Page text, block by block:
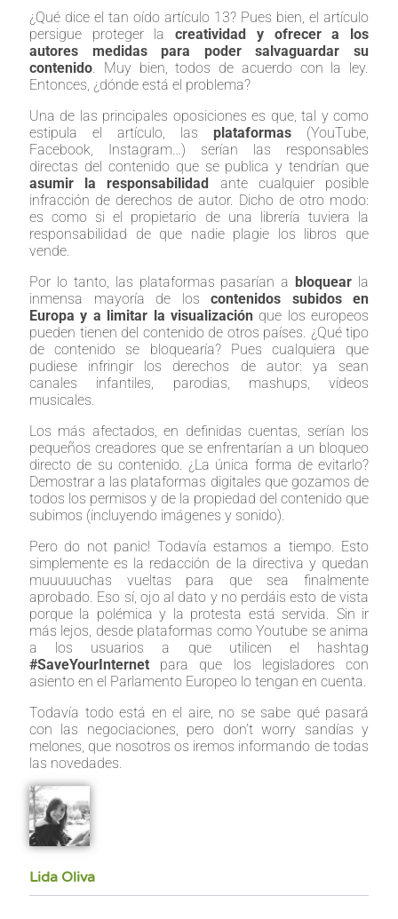
¿Qué dice el tan oído artículo 13? Pues bien, el artículo
persigue proteger lacreatividad y ofrecer a los
autores medidas para poder salvaguardar su
contenido. Muy bien, todos de acuerdo con la ley.
Entonces, ¿dónde está el problema?
Una de las principales oposiciones es que, tal y como
estipula el artículo, las plataformas (YouTube,
Facebook, Instagram…) serían las responsables
directas del contenido que se publica y tendrían que
asumir la responsabilidad ante cualquier posible
infracción de derechos de autor. Dicho de otro modo:
es como si el propietario de una librería tuviera la
responsabilidad de que nadie plagie los libros que
vende.
Por lo tanto, las plataformas pasarían a bloquear la
inmensa mayoría de los contenidos subidos en
Europa y a limitar la visualización que los europeos
pueden tienen del contenido de otros países. ¿Qué tipo
de contenido se bloquearía? Pues cualquiera que
pudiese infringir los derechos de autor: ya sean
canales infantiles, parodias, mashups, vídeos
musicales.
Los más afectados, en definidas cuentas, serían los
pequeños creadores que se enfrentarían a un bloqueo
directo de su contenido. ¿La única forma de evitarlo?
Demostrar a las plataformas digitales que gozamos de
todos los permisos y de la propiedad del contenido que
subimos (incluyendo imágenes y sonido).
Pero do not panic! Todavía estamos a tiempo. Esto
simplemente es la redacción de la directiva y quedan
muuuuuchas vueltas para que sea finalmente
aprobado. Eso sí, ojo al dato y no perdáis esto de vista
porque la polémica y la protesta está servida. Sin ir
más lejos, desde plataformas como Youtube se anima
a los usuarios a que utilicen el hashtag
#SaveYourInternet para que los legisladores con
asiento en el Parlamento Europeo lo tengan en cuenta.
Todavía todo está en el aire, no se sabe qué pasará
con las negociaciones, pero don’t worry sandías y
melones, que nosotros os iremos informando de todas
las novedades.
Lida Oliva